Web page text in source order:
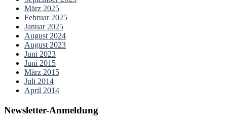
März 2025
Februar 2025
Januar 2025
August 2024
August 2023
Juni 2023
Juni 2015
März 2015
Juli 2014
April 2014
Newsletter-Anmeldung